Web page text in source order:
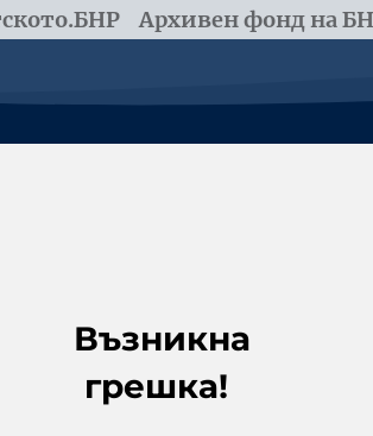
Архивен фонд на
Възникна
грешка!